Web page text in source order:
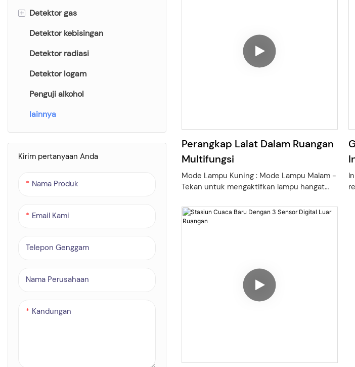
+ Detektor gas
Detektor karbon dioksida
Detektor debu
Pemantau kualitas udara
Meteran Ozon
Detektor amonia
(CO)Detektor Karbon
Monoksida
Detektor Radon
Detektor kebisingan
Detektor radiasi
Detektor logam
Penguji alkohol
lainnya
Kirim pertanyaan Anda
Nama Produk
Email Kami
Telepon Genggam
Nama Perusahaan
Kandungan
Perangkap Lalat Dalam Ruangan
Multifungsi
Mode Lampu Kuning : Mode Lampu Malam -
Tekan untuk mengaktifkan lampu hangat
mengusir hama kecil.
Mode Cahaya Ungu: Mode UVA –
Ungu&Mode Cahaya Kuning: Kedua lampu
bekerja sama, memberikan cahaya malam
sekaligus menarik nyamuk ke perangkap